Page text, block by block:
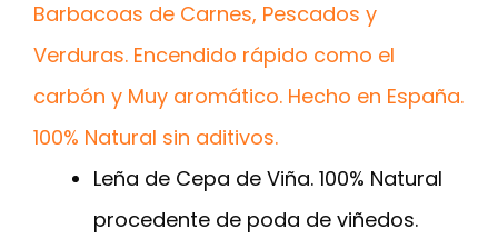
Barbacoas de Carnes, Pescados y
Verduras. Encendido rápido como el
carbón y Muy aromático. Hecho en España.
100% Natural sin aditivos.
Leña de Cepa de Viña. 100% Natural
procedente de poda de viñedos.